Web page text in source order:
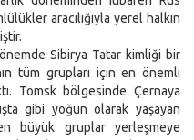
aracılığıyla yerel halkın
Sibirya Tatar kimliği bir
tüm grupları için en önemli
Tomsk bölgesinde Çernaya
gibi yoğun olarak yaşayan
büyük gruplar yerleşmeye